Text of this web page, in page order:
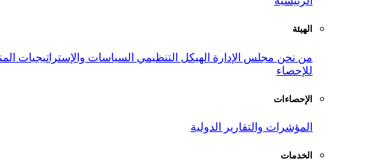
الهيئة
من نحن مجلس الإدارة الهيكل التنظيمي السياسات والإستراتيجيات
للإحصاء
الإحصاءات
المؤشرات والتقارير الدولية
الخدمات